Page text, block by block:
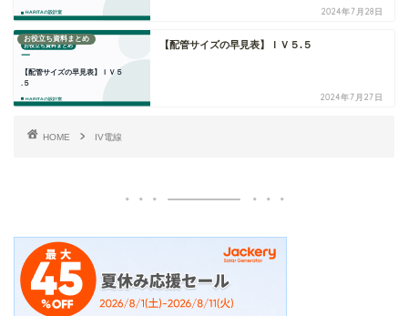
2024年7月28日
お役立ち資料まとめ
【配管サイズの早見表】ＩＶ５.５
2024年7月27日
HOME IV電線